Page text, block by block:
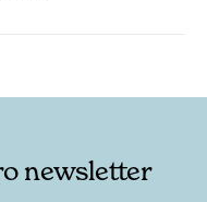
newsletter